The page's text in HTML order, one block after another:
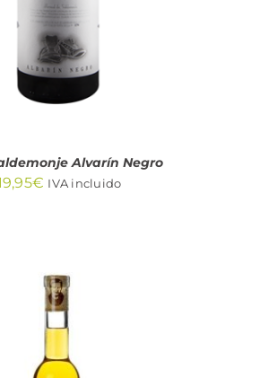
Alvarín Negro
€ IVA incluido